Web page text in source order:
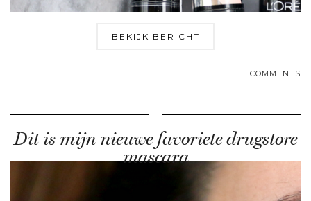
BEKIJK BERICHT
COMMENTS
Dit is mijn nieuwe favoriete drugstore
mascara